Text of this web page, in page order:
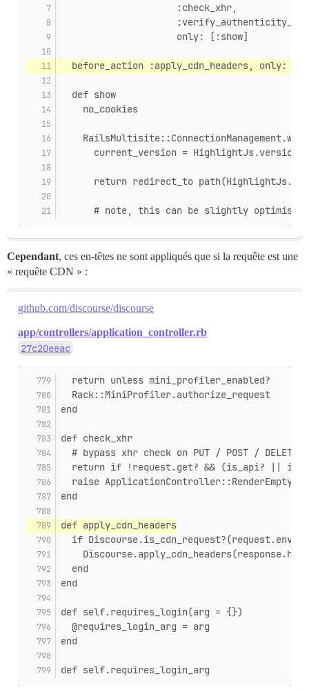
                     :check_xhr,
                     only: [:show]
before_action :apply_cdn_headers, only:
  def show
    no_cookies
current_version =
return redirect_to
# note, this can be slightly
Cependant, ces en-têtes ne sont appliqués que si la requête est une
« requête CDN » :
github.com/discourse/discourse
app/controllers/application_controller.rb
27c20eeac
  return unless mini_profiler_enabled?
  Rack::MiniProfiler.authorize_request
end
def check_xhr
# bypass xhr check on PUT / POST / DELETE
return if !request.get? && (is_api? ||
raise
end
def apply_cdn_headers
if Discourse.is_cdn_request?(request.env,
  end
end
def self.requires_login(arg = {})
  @requires_login_arg = arg
end
def self.requires_login_arg